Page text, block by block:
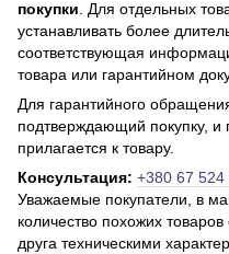
покупки . Для отдельных
устанавливать более
соответствующая
товара или гарантийном
Для гарантийного
подтверждающий покупку, и
прилагается к товару.
Консультация: +380 67 524
Уважаемые покупатели, в
количество похожих
друга техническими